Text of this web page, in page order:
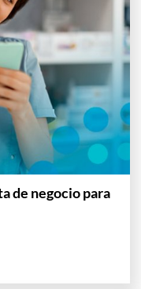
de negocio para